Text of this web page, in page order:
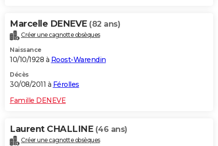
Marcelle DENEVE (82 ans)
Créer une cagnotte obsèques
Naissance
10/10/1928 à Roost-Warendin
Décès
30/08/2011 à Férolles
Famille DENEVE
Laurent CHALLINE (46 ans)
Créer une cagnotte obsèques